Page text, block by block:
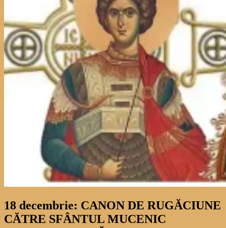
18 decembrie: CANON DE RUGĂCIUNE
CĂTRE SFÂNTUL MUCENIC